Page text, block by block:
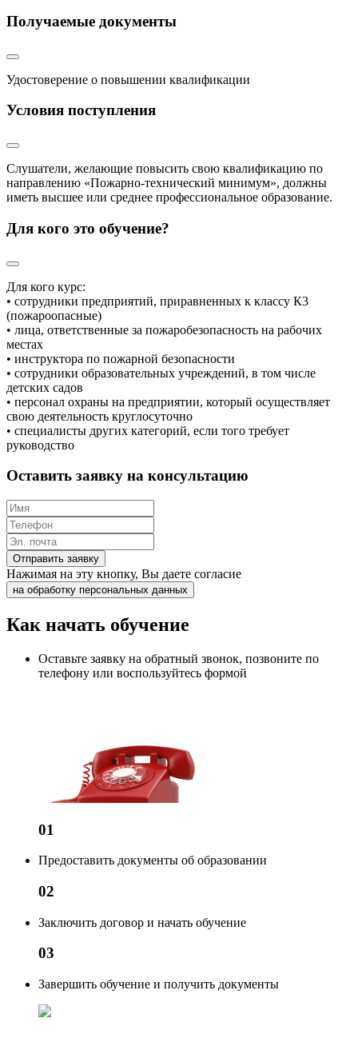
Получаемые документы
Удостоверение о повышении квалификации
Условия поступления
Слушатели, желающие повысить свою квалификацию по
направлению «Пожарно-технический минимум», должны
иметь высшее или среднее профессиональное образование.
Для кого это обучение?
Для кого курс:
• сотрудники предприятий, приравненных к классу К3
(пожароопасные)
• лица, ответственные за пожаробезопасность на рабочих
местах
• инструктора по пожарной безопасности
• сотрудники образовательных учреждений, в том числе
детских садов
• персонал охраны на предприятии, который осуществляет
свою деятельность круглосуточно
• специалисты других категорий, если того требует
руководство
Оставить заявку на консультацию
Отправить заявку
Нажимая на эту кнопку, Вы даете согласие
на обработку персональных данных
Как начать обучение
Оставьте заявку на обратный звонок, позвоните по
телефону или воспользуйтесь формой
01
Предоставить документы об образовании
02
Заключить договор и начать обучение
03
Завершить обучение и получить документы